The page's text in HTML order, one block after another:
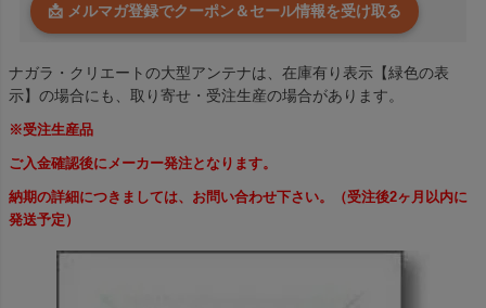
📩 メルマガ登録でクーポン＆セール情報を受け取る
ナガラ・クリエートの大型アンテナは、在庫有り表示【緑色の表
示】の場合にも、取り寄せ・受注生産の場合があります。
※受注生産品
ご入金確認後にメーカー発注となります。
納期の詳細につきましては、お問い合わせ下さい。（受注後2ヶ月以内に
発送予定）